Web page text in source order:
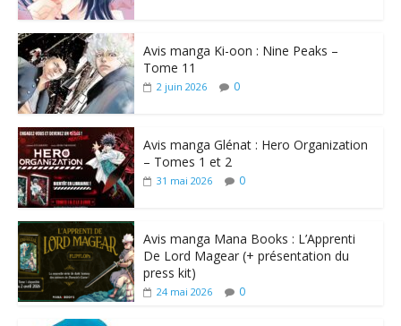
Avis manga Ki-oon : Nine Peaks –
Tome 11
2 juin 2026 0
Avis manga Glénat : Hero Organization
– Tomes 1 et 2
31 mai 2026 0
Avis manga Mana Books : L’Apprenti
De Lord Magear (+ présentation du
press kit)
24 mai 2026 0